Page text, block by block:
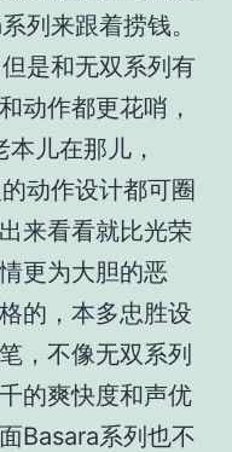
列来跟着捞钱。
是和无双系列有
动作都更花哨，
儿在那儿，
动作设计都可圈
来看看就比光荣
更为大胆的恶
的，本多忠胜设
，不像无双系列
的爽快度和声优
Basara系列也不